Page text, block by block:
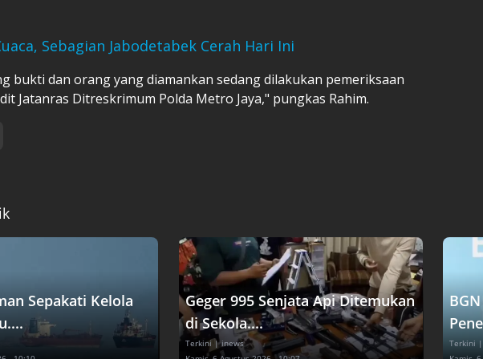
Sebagian Jabodetabek Cerah Hari Ini
bukti dan orang yang diamankan sedang dilakukan pemeriksaan
Jatanras Ditreskrimum Polda Metro Jaya," pungkas Rahim.
Sepakati Kelola
Geger 995 Senjata Api Ditemukan
di Sekola....
Terkini | inews
Terkini